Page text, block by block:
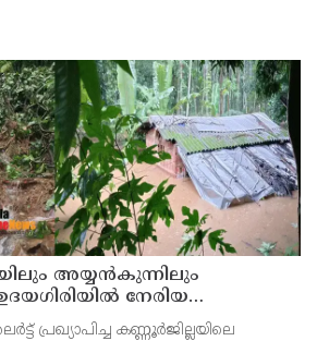
അയ്യൻകുന്നിലും
നേരിയ
ക്യാമ്പിലേക്ക് മാറ്റി
പ്രഖ്യാപിച്ച കണ്ണൂർജില്ലയിലെ